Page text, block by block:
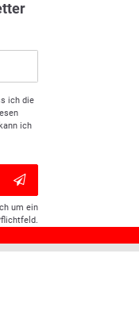
ich die
ich
um ein